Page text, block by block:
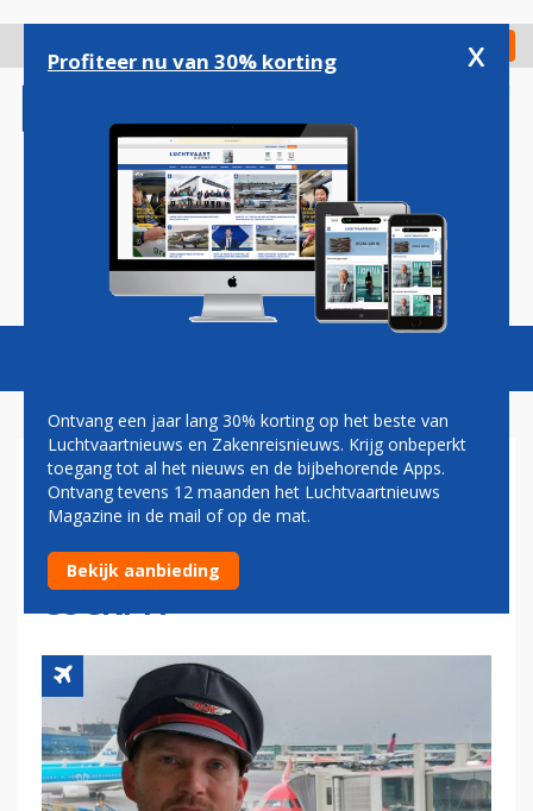
gaan
Check in
Magazine Podcasts Vacatures
TOPMAN PLAY AIRLINES
VERRUILT DIRECTIEKAMER
PERMANENT VOOR DE
COCKPIT
Profiteer nu van 30% korting x
Ontvang een jaar lang 30% korting op het beste van
Luchtvaartnieuws en Zakenreisnieuws. Krijg onbeperkt
toegang tot al het nieuws en de bijbehorende Apps.
Ontvang tevens 12 maanden het Luchtvaartnieuws
Magazine in de mail of op de mat.
Bekijk aanbieding